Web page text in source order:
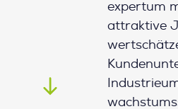
expertum
attraktive